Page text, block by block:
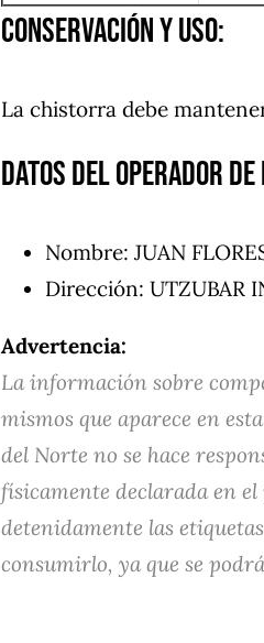
Conservación y uso:
La chistorra debe
Datos del operador
Nombre: JUAN
Dirección: UTZUBAR
Advertencia:
La información sobre
mismos que aparece en
del Norte no se hace
físicamente declarada en
detenidamente las
consumirlo, ya que se